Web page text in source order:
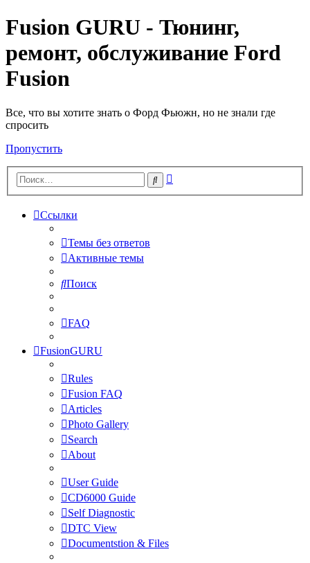
Fusion GURU - Тюнинг,
ремонт, обслуживание Ford
Fusion
Все, что вы хотите знать о Форд Фьюжн, но не знали где
спросить
Пропустить
Поиск
Ссылки
Темы без ответов
Активные темы
Поиск
FAQ
FusionGURU
Rules
Fusion FAQ
Articles
Photo Gallery
Search
About
User Guide
CD6000 Guide
Self Diagnostic
DTC View
Documentstion & Files